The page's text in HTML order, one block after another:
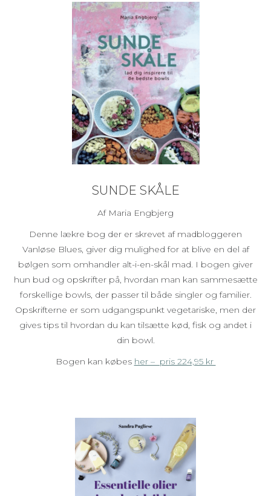
SUNDE SKÅLE
Af Maria Engbjerg
Denne lækre bog der er skrevet af madbloggeren
Vanløse Blues, giver dig mulighed for at blive en del af
bølgen som omhandler alt-i-en-skål mad. I bogen giver
hun bud og opskrifter på, hvordan man kan sammesætte
forskellige bowls, der passer til både singler og familier.
Opskrifterne er som udgangspunkt vegetariske, men der
gives tips til hvordan du kan tilsætte kød, fisk og andet i
din bowl.
Bogen kan købes her – pris 224,95 kr